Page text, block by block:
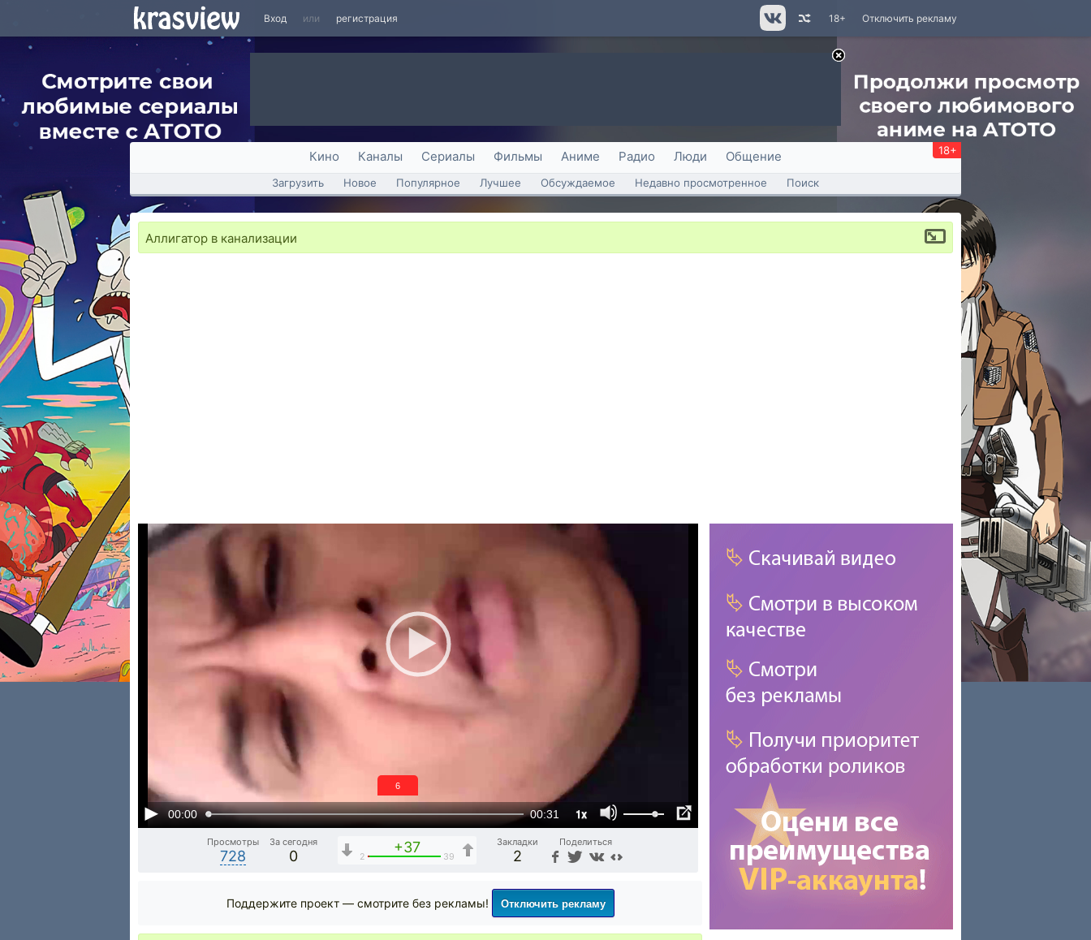
Вход или регистрация Отключить рекламу
18+
Кино Каналы Сериалы Фильмы Аниме Радио Люди Общение 18+
Загрузить Новое Популярное Лучшее Обсуждаемое Недавно просмотренное Поиск
Аллигатор в канализации
00:00 00:31 1x
6
Просмотры
728
За сегодня
0
+37
2 39
Закладки
2
Поделиться
Поддержите проект — смотрите без рекламы! Отключить рекламу